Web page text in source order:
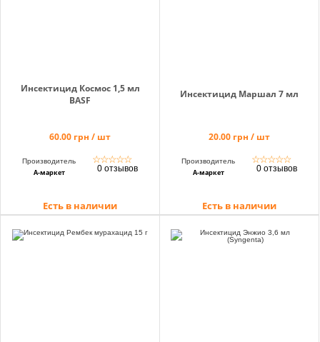
Инсектицид Космос 1,5 мл
BASF
60.00 грн / шт
Производитель
А-маркет
☆☆☆☆☆
0 отзывов
Есть в наличии
Инсектицид Маршал 7 мл
20.00 грн / шт
Производитель
А-маркет
☆☆☆☆☆
0 отзывов
Есть в наличии